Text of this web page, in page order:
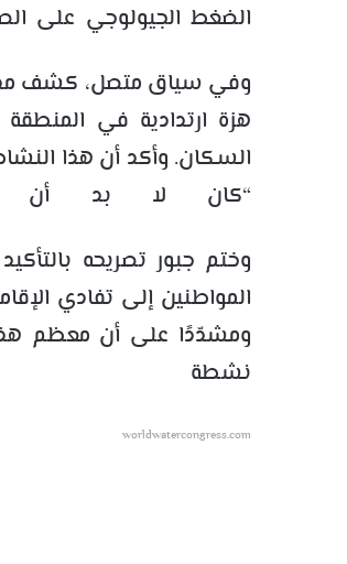
الضغط الجيولوجي على
هزة ارتدادية في
السكان. وأكد أن هذا
“كان لا بد أن
وختم جبور تصريحه
المواطنين إلى تفادي
ومشدّدًا على أن معظم هذه
worldwatercongress.com